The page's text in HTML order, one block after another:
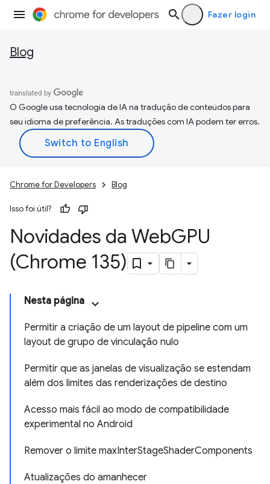
Fazer login
Blog
O Google usa tecnologia de IA na tradução de conteúdos para
seu idioma de preferência. As traduções com IA podem ter erros.
Chrome for Developers Blog
Isso foi útil?
Novidades da WebGPU
(Chrome 135)
Nesta página
Permitir a criação de um layout de pipeline com um
layout de grupo de vinculação nulo
Permitir que as janelas de visualização se estendam
além dos limites das renderizações de destino
Acesso mais fácil ao modo de compatibilidade
experimental no Android
Remover o limite maxInterStageShaderComponents
Atualizações do amanhecer